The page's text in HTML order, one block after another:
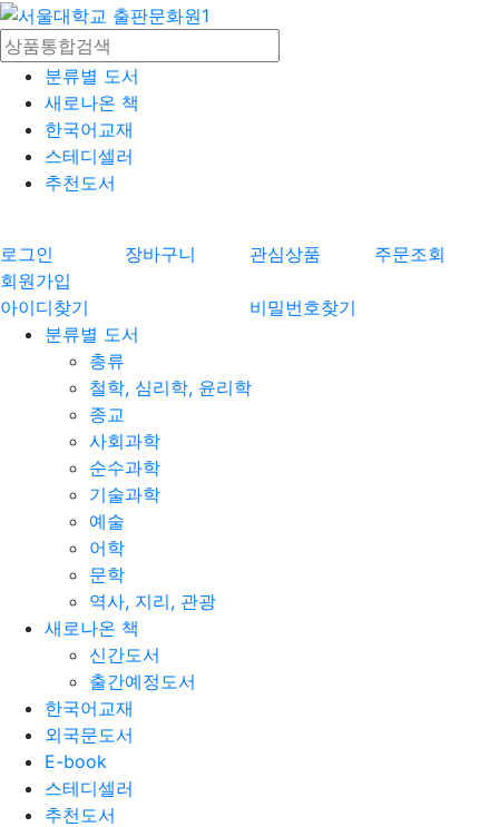
분류별 도서
새로나온 책
한국어교재
스테디셀러
추천도서
로그인 장바구니 관심상품
주문조회
회원가입
아이디찾기
비밀번호찾기
분류별 도서
총류
철학, 심리학, 윤리학
종교
사회과학
순수과학
기술과학
예술
어학
문학
역사, 지리, 관광
새로나온 책
신간도서
출간예정도서
한국어교재
외국문도서
E-book
스테디셀러
추천도서